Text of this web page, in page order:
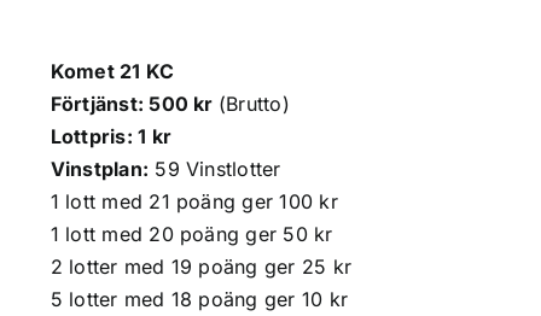
Komet 21 KC
Förtjänst: 500 kr (Brutto)
Lottpris: 1 kr
Vinstplan: 59 Vinstlotter
1 lott med 21 poäng ger 100 kr
1 lott med 20 poäng ger 50 kr
2 lotter med 19 poäng ger 25 kr
5 lotter med 18 poäng ger 10 kr